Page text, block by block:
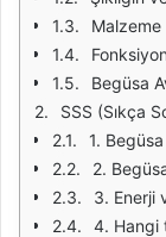
Malzeme
Begüsa
SSS (Sıkça
1.
2.
3. Enerji
4. Hangi